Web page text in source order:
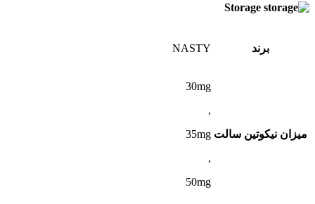
Storage
برند NASTY
میزان نیکوتین سالت
30mg
,
35mg
,
50mg